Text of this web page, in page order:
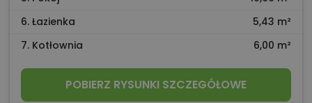
6. Łazienka
5,43 m²
7. Kotłownia
6,00 m²
POBIERZ RYSUNKI SZCZEGÓŁOWE